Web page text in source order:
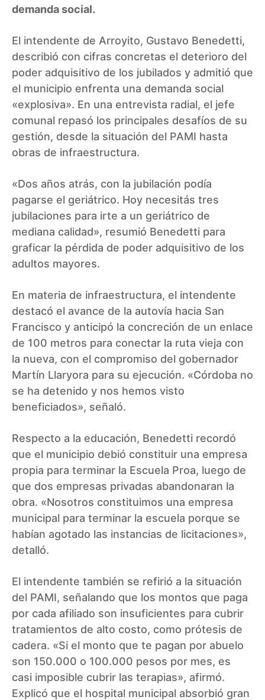
demanda social.
El intendente de Arroyito, Gustavo Benedetti,
describió con cifras concretas el deterioro del
poder adquisitivo de los jubilados y admitió que
el municipio enfrenta una demanda social
«explosiva». En una entrevista radial, el jefe
comunal repasó los principales desafíos de su
gestión, desde la situación del PAMI hasta
obras de infraestructura.
«Dos años atrás, con la jubilación podía
pagarse el geriátrico. Hoy necesitás tres
jubilaciones para irte a un geriátrico de
mediana calidad», resumió Benedetti para
graficar la pérdida de poder adquisitivo de los
adultos mayores.
En materia de infraestructura, el intendente
destacó el avance de la autovía hacia San
Francisco y anticipó la concreción de un enlace
de 100 metros para conectar la ruta vieja con
la nueva, con el compromiso del gobernador
Martín Llaryora para su ejecución. «Córdoba no
se ha detenido y nos hemos visto
beneficiados», señaló.
Respecto a la educación, Benedetti recordó
que el municipio debió constituir una empresa
propia para terminar la Escuela Proa, luego de
que dos empresas privadas abandonaran la
obra. «Nosotros constituimos una empresa
municipal para terminar la escuela porque se
habían agotado las instancias de licitaciones»,
detalló.
El intendente también se refirió a la situación
del PAMI, señalando que los montos que paga
por cada afiliado son insuficientes para cubrir
tratamientos de alto costo, como prótesis de
cadera. «Si el monto que te pagan por abuelo
son 150.000 o 100.000 pesos por mes, es
casi imposible cubrir las terapias», afirmó.
Explicó que el hospital municipal absorbió gran